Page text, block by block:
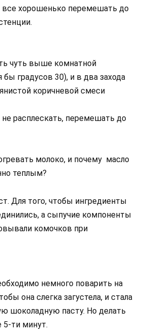
все хорошенько перемешать до
чуть выше комнатной
градусов 30), и в два захода
коричневой смеси
расплескать, перемешать до
молоко, и почему масло
теплым?
Для того, чтобы ингредиенты
а сыпучие компоненты
комочков при
немного поварить на
она слегка загустела, и стала
шоколадную пасту. Но делать
5-ти минут.